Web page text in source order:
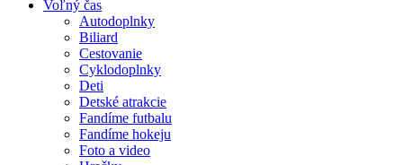
Voľný čas
Autodoplnky
Biliard
Cestovanie
Cyklodoplnky
Deti
Detské atrakcie
Fandíme futbalu
Fandíme hokeju
Foto a video